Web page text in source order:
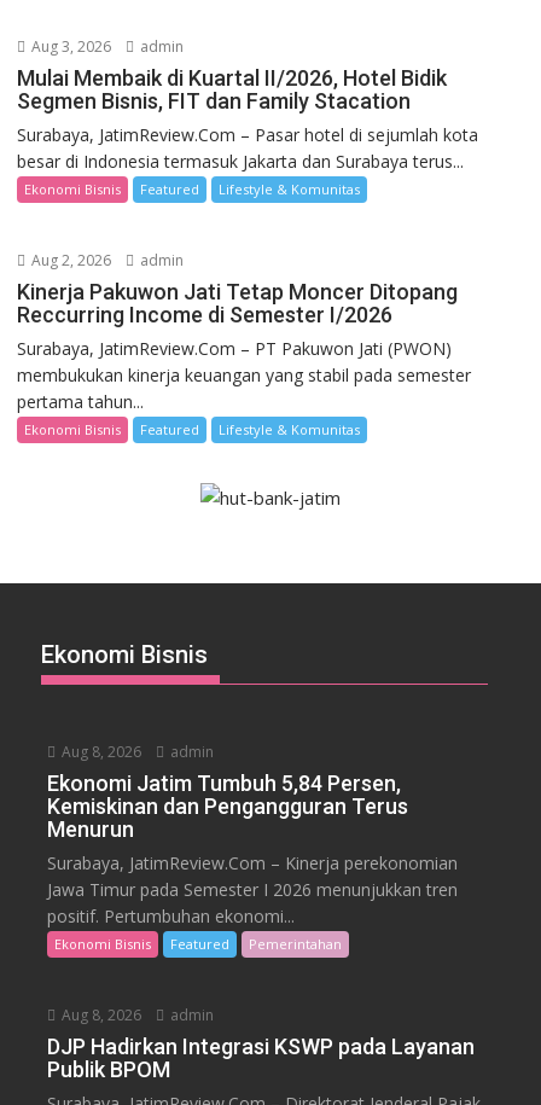
Aug 3, 2026 admin
Mulai Membaik di Kuartal II/2026, Hotel Bidik
Segmen Bisnis, FIT dan Family Stacation
Surabaya, JatimReview.Com – Pasar hotel di sejumlah kota
besar di Indonesia termasuk Jakarta dan Surabaya terus...
Ekonomi Bisnis Featured Lifestyle & Komunitas
Aug 2, 2026 admin
Kinerja Pakuwon Jati Tetap Moncer Ditopang
Reccurring Income di Semester I/2026
Surabaya, JatimReview.Com – PT Pakuwon Jati (PWON)
membukukan kinerja keuangan yang stabil pada semester
pertama tahun...
Ekonomi Bisnis Featured Lifestyle & Komunitas
Ekonomi Bisnis
Aug 8, 2026 admin
Ekonomi Jatim Tumbuh 5,84 Persen,
Kemiskinan dan Pengangguran Terus
Menurun
Surabaya, JatimReview.Com – Kinerja perekonomian
Jawa Timur pada Semester I 2026 menunjukkan tren
positif. Pertumbuhan ekonomi...
Ekonomi Bisnis Featured Pemerintahan
Aug 8, 2026 admin
DJP Hadirkan Integrasi KSWP pada Layanan
Publik BPOM